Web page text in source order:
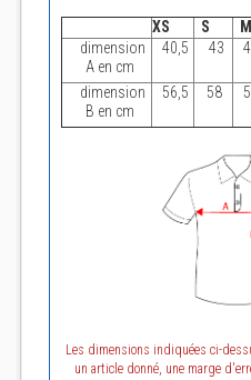
XS S
dimension
A en cm
40,5 43
dimension
B en cm
56,5 58
Les dimensions indiquées ci-
un article donné, une marge